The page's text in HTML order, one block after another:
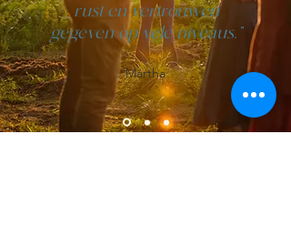
rust en vertrouwen
gegeven op vele niveaus.”
Martha